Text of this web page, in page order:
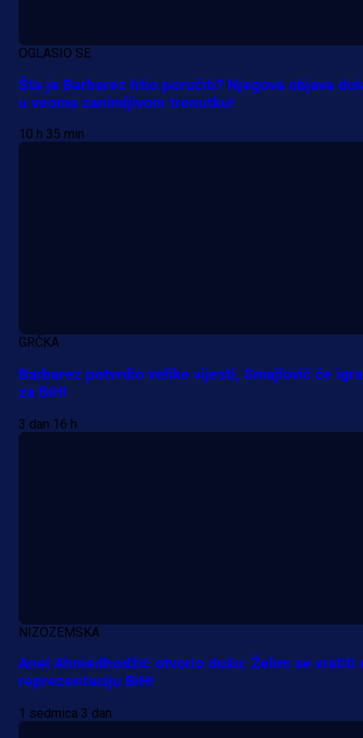
OGLASIO SE
Šta je Barbarez htio poručiti? Njegova objava
u veoma zanimljivom trenutku!
10 h 35 min
GRČKA
Barbarez potvrdio velike vijesti, Smajlović će
za BiH!
3 dan 16 h
NIZOZEMSKA
Anel Ahmedhodžić otvorio dušu: Želim se vratiti
reprezentaciju BiH!
1 sedmica 3 dan